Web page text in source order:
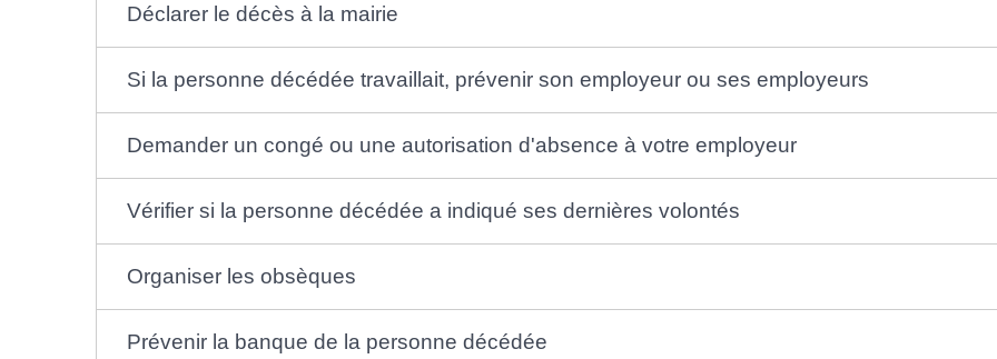
Déclarer le décès à la mairie
Si la personne décédée travaillait, prévenir son employeur ou ses employeurs
Demander un congé ou une autorisation d'absence à votre employeur
Vérifier si la personne décédée a indiqué ses dernières volontés
Organiser les obsèques
Prévenir la banque de la personne décédée